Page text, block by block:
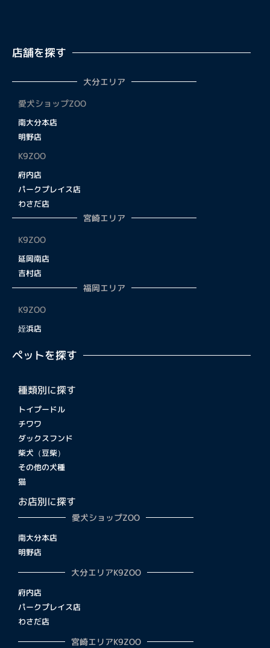
店舗を探す
大分エリア
愛犬ショップZOO
南大分本店
明野店
K9ZOO
府内店
パークプレイス店
わさだ店
宮崎エリア
K9ZOO
延岡南店
吉村店
福岡エリア
K9ZOO
姪浜店
ペットを探す
種類別に探す
トイプードル
チワワ
ダックスフンド
柴犬（豆柴）
その他の犬種
猫
お店別に探す
愛犬ショップZOO
南大分本店
明野店
大分エリアK9ZOO
府内店
パークプレイス店
わさだ店
宮崎エリアK9ZOO